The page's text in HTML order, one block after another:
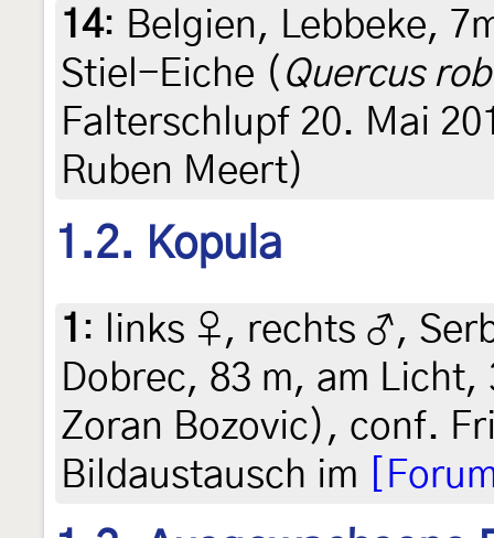
14: Belgien, Lebbeke,
Stiel-Eiche ( Quercus
Falterschlupf 20. Mai
Ruben Meert)
1.2. Kopula
1 :
links ♀, rechts ♂,
Dobrec, 83 m, am
Zoran Bozovic), conf.
Bildaustausch im